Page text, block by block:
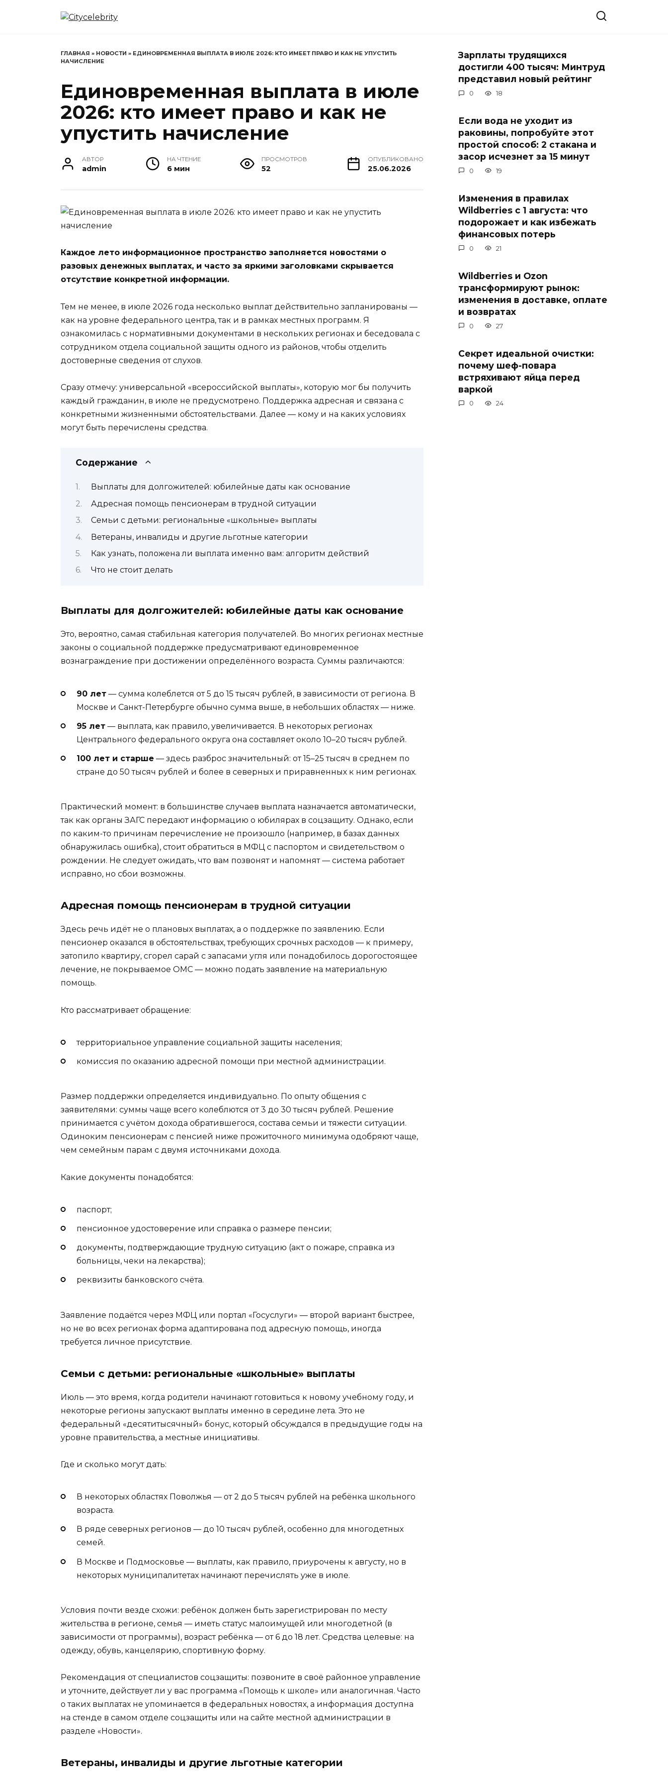
ГЛАВНАЯ » НОВОСТИ » ЕДИНОВРЕМЕННАЯ ВЫПЛАТА В ИЮЛЕ 2026: КТО ИМЕЕТ ПРАВО И КАК НЕ УПУСТИТЬ
НАЧИСЛЕНИЕ
Единовременная выплата в июле
2026: кто имеет право и как не
упустить начисление
АВТОР
admin
НА ЧТЕНИЕ
6 мин
ПРОСМОТРОВ
52
ОПУБЛИКОВАНО
25.06.2026
Каждое лето информационное пространство заполняется новостями о
разовых денежных выплатах, и часто за яркими заголовками скрывается
отсутствие конкретной информации.
Тем не менее, в июле 2026 года несколько выплат действительно запланированы —
как на уровне федерального центра, так и в рамках местных программ. Я
ознакомилась с нормативными документами в нескольких регионах и беседовала с
сотрудником отдела социальной защиты одного из районов, чтобы отделить
достоверные сведения от слухов.
Сразу отмечу: универсальной «всероссийской выплаты», которую мог бы получить
каждый гражданин, в июле не предусмотрено. Поддержка адресная и связана с
конкретными жизненными обстоятельствами. Далее — кому и на каких условиях
могут быть перечислены средства.
Содержание
Выплаты для долгожителей: юбилейные даты как основание
Адресная помощь пенсионерам в трудной ситуации
Семьи с детьми: региональные «школьные» выплаты
Ветераны, инвалиды и другие льготные категории
Как узнать, положена ли выплата именно вам: алгоритм действий
Что не стоит делать
Выплаты для долгожителей: юбилейные даты как основание
Это, вероятно, самая стабильная категория получателей. Во многих регионах местные
законы о социальной поддержке предусматривают единовременное
вознаграждение при достижении определённого возраста. Суммы различаются:
90 лет — сумма колеблется от 5 до 15 тысяч рублей, в зависимости от региона. В
Москве и Санкт-Петербурге обычно сумма выше, в небольших областях — ниже.
95 лет — выплата, как правило, увеличивается. В некоторых регионах
Центрального федерального округа она составляет около 10–20 тысяч рублей.
100 лет и старше — здесь разброс значительный: от 15–25 тысяч в среднем по
стране до 50 тысяч рублей и более в северных и приравненных к ним регионах.
Практический момент: в большинстве случаев выплата назначается автоматически,
так как органы ЗАГС передают информацию о юбилярах в соцзащиту. Однако, если
по каким-то причинам перечисление не произошло (например, в базах данных
обнаружилась ошибка), стоит обратиться в МФЦ с паспортом и свидетельством о
рождении. Не следует ожидать, что вам позвонят и напомнят — система работает
исправно, но сбои возможны.
Адресная помощь пенсионерам в трудной ситуации
Здесь речь идёт не о плановых выплатах, а о поддержке по заявлению. Если
пенсионер оказался в обстоятельствах, требующих срочных расходов — к примеру,
затопило квартиру, сгорел сарай с запасами угля или понадобилось дорогостоящее
лечение, не покрываемое ОМС — можно подать заявление на материальную
помощь.
Кто рассматривает обращение:
территориальное управление социальной защиты населения;
комиссия по оказанию адресной помощи при местной администрации.
Размер поддержки определяется индивидуально. По опыту общения с
заявителями: суммы чаще всего колеблются от 3 до 30 тысяч рублей. Решение
принимается с учётом дохода обратившегося, состава семьи и тяжести ситуации.
Одиноким пенсионерам с пенсией ниже прожиточного минимума одобряют чаще,
чем семейным парам с двумя источниками дохода.
Какие документы понадобятся:
паспорт;
пенсионное удостоверение или справка о размере пенсии;
документы, подтверждающие трудную ситуацию (акт о пожаре, справка из
больницы, чеки на лекарства);
реквизиты банковского счёта.
Заявление подаётся через МФЦ или портал «Госуслуги» — второй вариант быстрее,
но не во всех регионах форма адаптирована под адресную помощь, иногда
требуется личное присутствие.
Семьи с детьми: региональные «школьные» выплаты
Июль — это время, когда родители начинают готовиться к новому учебному году, и
некоторые регионы запускают выплаты именно в середине лета. Это не
федеральный «десятитысячный» бонус, который обсуждался в предыдущие годы на
уровне правительства, а местные инициативы.
Где и сколько могут дать:
В некоторых областях Поволжья — от 2 до 5 тысяч рублей на ребёнка школьного
возраста.
В ряде северных регионов — до 10 тысяч рублей, особенно для многодетных
семей.
В Москве и Подмосковье — выплаты, как правило, приурочены к августу, но в
некоторых муниципалитетах начинают перечислять уже в июле.
Условия почти везде схожи: ребёнок должен быть зарегистрирован по месту
жительства в регионе, семья — иметь статус малоимущей или многодетной (в
зависимости от программы), возраст ребёнка — от 6 до 18 лет. Средства целевые: на
одежду, обувь, канцелярию, спортивную форму.
Рекомендация от специалистов соцзащиты: позвоните в своё районное управление
и уточните, действует ли у вас программа «Помощь к школе» или аналогичная. Часто
о таких выплатах не упоминается в федеральных новостях, а информация доступна
на стенде в самом отделе соцзащиты или на сайте местной администрации в
разделе «Новости».
Ветераны, инвалиды и другие льготные категории
Зарплаты трудящихся
достигли 400 тысяч: Минтруд
представил новый рейтинг
0 18
Если вода не уходит из
раковины, попробуйте этот
простой способ: 2 стакана и
засор исчезнет за 15 минут
0 19
Изменения в правилах
Wildberries с 1 августа: что
подорожает и как избежать
финансовых потерь
0 21
Wildberries и Ozon
трансформируют рынок:
изменения в доставке, оплате
и возвратах
0 27
Секрет идеальной очистки:
почему шеф-повара
встряхивают яйца перед
варкой
0 24